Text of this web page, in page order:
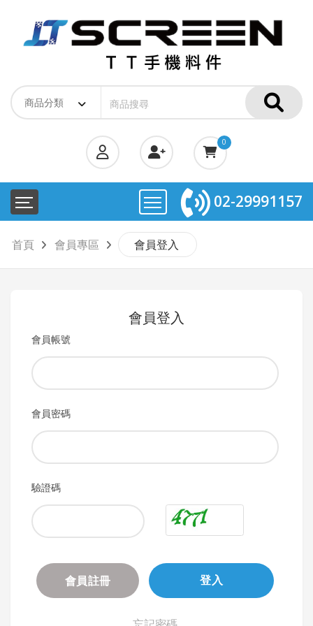
0
02-29991157
首頁 會員專區 會員登入
會員登入
會員帳號
會員密碼
驗證碼
會員註冊 登入